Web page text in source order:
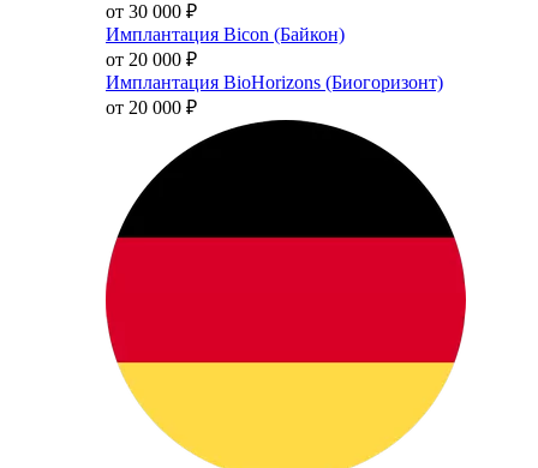
от 30 000 ₽
Имплантация Bicon (Байкон)
от 20 000 ₽
Имплантация BioHorizons (Биогоризонт)
от 20 000 ₽